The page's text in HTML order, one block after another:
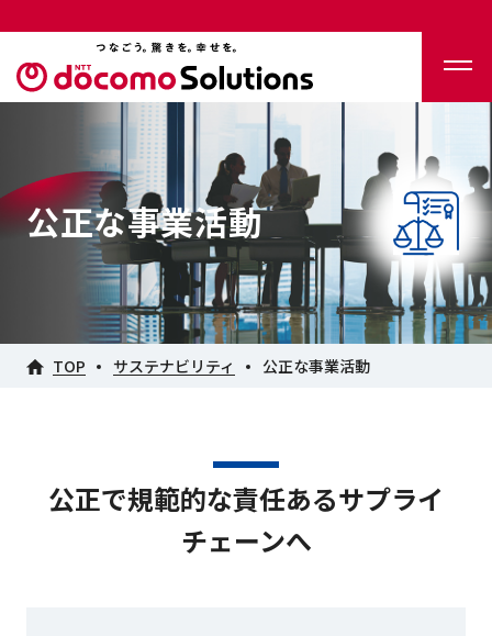
公正な事業活動
TOP サステナビリティ 公正な事業活動
公正で規範的な責任あるサプライ
チェーンへ